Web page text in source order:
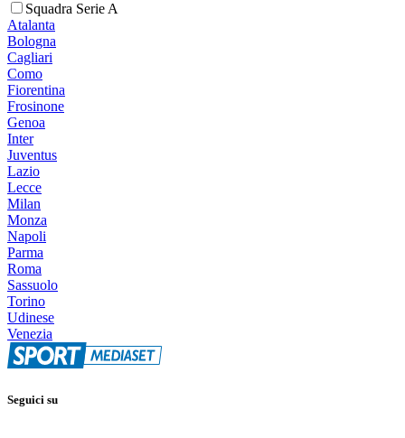
Squadra Serie A
Atalanta
Bologna
Cagliari
Como
Fiorentina
Frosinone
Genoa
Inter
Juventus
Lazio
Lecce
Milan
Monza
Napoli
Parma
Roma
Sassuolo
Torino
Udinese
Venezia
Seguici su